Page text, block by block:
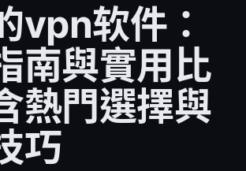
vpn软件：
南與實用比
熱門選擇與
巧